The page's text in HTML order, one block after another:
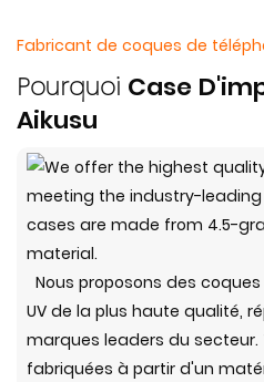
Fabricant de coques de
Pourquoi Case
Aikusu
Nous proposons des
UV de la plus haute qualité,
marques leaders du
fabriquées à partir d'un